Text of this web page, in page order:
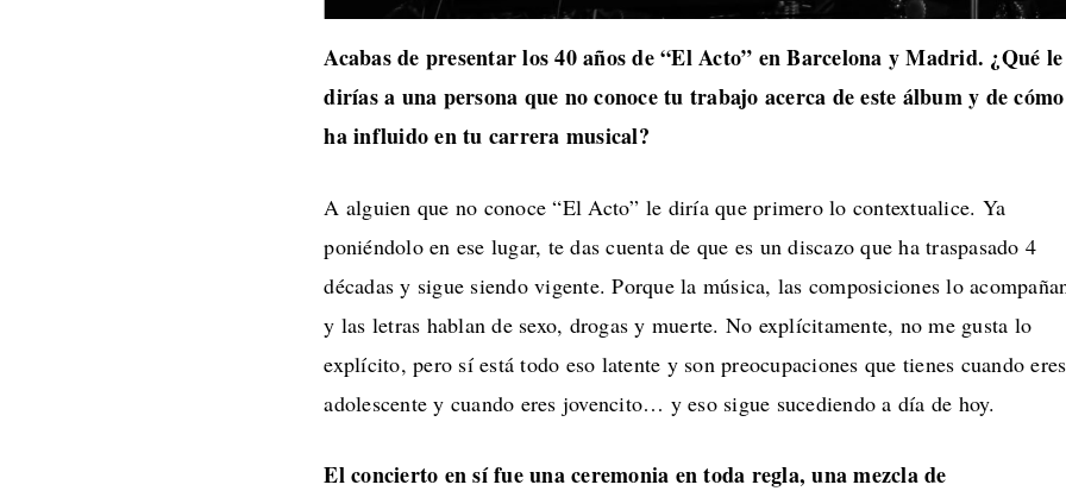
Acabas de presentar los 40 años de “El Acto” en Barcelona y Madrid. ¿Qué le
dirías a una persona que no conoce tu trabajo acerca de este álbum y de cómo
ha influido en tu carrera musical?
A alguien que no conoce “El Acto” le diría que primero lo contextualice. Ya
poniéndolo en ese lugar, te das cuenta de que es un discazo que ha traspasado 4
décadas y sigue siendo vigente. Porque la música, las composiciones lo
y las letras hablan de sexo, drogas y muerte. No explícitamente, no me gusta lo
explícito, pero sí está todo eso latente y son preocupaciones que tienes cuando eres
adolescente y cuando eres jovencito… y eso sigue sucediendo a día de hoy.
El concierto en sí fue una ceremonia en toda regla, una mezcla de